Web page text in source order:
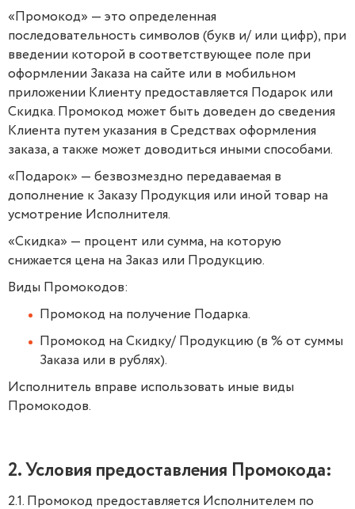
«Промокод» — это определенная
последовательность символов (букв и/ или цифр), при
введении которой в соответствующее поле при
оформлении Заказа на сайте или в мобильном
приложении Клиенту предоставляется Подарок или
Скидка. Промокод может быть доведен до сведения
Клиента путем указания в Средствах оформления
заказа, а также может доводиться иными способами.
«Подарок» — безвозмездно передаваемая в
дополнение к Заказу Продукция или иной товар на
усмотрение Исполнителя.
«Скидка» — процент или сумма, на которую
снижается цена на Заказ или Продукцию.
Виды Промокодов:
Промокод на получение Подарка.
Промокод на Скидку/ Продукцию (в % от суммы
Заказа или в рублях).
Исполнитель вправе использовать иные виды
Промокодов.
2. Условия предоставления Промокода:
2.1. Промокод предоставляется Исполнителем по